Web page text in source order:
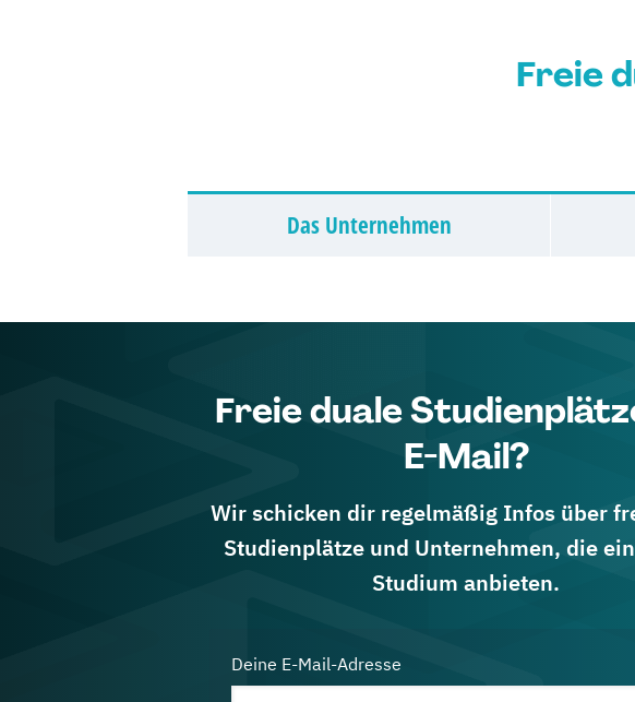
Freie
Das Unternehmen
Freie duale
E-Mail?
Wir schicken dir regelmäßig Infos über
Studienplätze und Unternehmen, die
Studium anbieten.
Deine E-Mail-Adresse